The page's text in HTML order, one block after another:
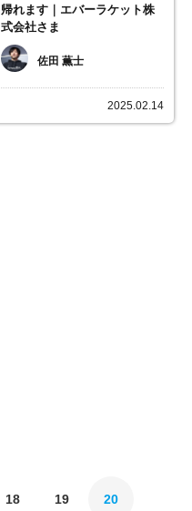
帰れます｜エバーラケット株
式会社さま
佐田 薫士
2025.02.14
18 19 20